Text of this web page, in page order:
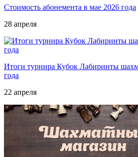
Стоимость абонемента в мае 2026 года
28 апреля
Итоги турнира Кубок Лабиринты
года
22 апреля